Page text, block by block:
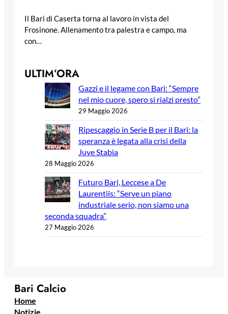
Il Bari di Caserta torna al lavoro in vista del
Frosinone. Allenamento tra palestra e campo, ma
con…
ULTIM’ORA
Gazzi e il legame con Bari: “Sempre
nel mio cuore, spero si rialzi presto”
29 Maggio 2026
Ripescaggio in Serie B per il Bari: la
speranza è legata alla crisi della
Juve Stabia
28 Maggio 2026
Futuro Bari, Leccese a De
Laurentiis: “Serve un piano
industriale serio, non siamo una
seconda squadra”
27 Maggio 2026
Bari Calcio
Home
Notizie